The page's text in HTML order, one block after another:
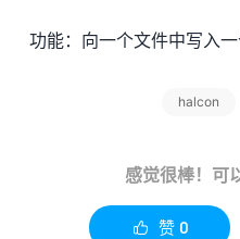
功能：向一个文件中写入一
halcon
感觉很棒！可
 赞 0